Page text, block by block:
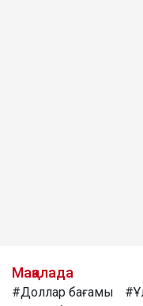
Мақалада
#Доллар бағамы